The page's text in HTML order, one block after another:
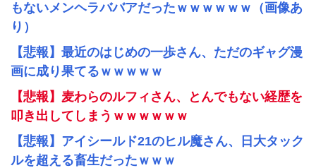
もないメンヘラババアだったｗｗｗｗｗｗ（画像あ
り）
【悲報】最近のはじめの一歩さん、ただのギャグ漫
画に成り果てるｗｗｗｗｗ
【悲報】麦わらのルフィさん、とんでもない経歴を
叩き出してしまうｗｗｗｗｗｗ
【悲報】アイシールド21のヒル魔さん、日大タック
ルを超える畜生だったｗｗｗ